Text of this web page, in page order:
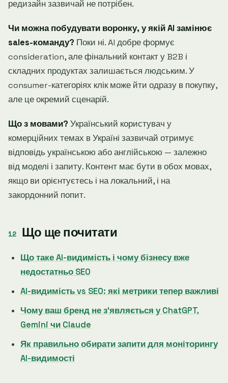
редизайн зазвичай не потрібен.
Чи можна побудувати воронку, у якій AI замінює
sales-команду? Поки ні. AI добре формує
consideration, але фінальний контакт у B2B і
складних продуктах залишається людським. У
consumer-категоріях клік може йти одразу в покупку,
але це окремий сценарій.
Що з мовами? Український користувач у
комерційних темах в Україні зазвичай отримує
відповідь українською або англійською — залежно
від моделі і запиту. Контент має бути в обох мовах,
якщо ви орієнтуєтесь і на локальний, і на
закордонний попит.
Що ще почитати
Що таке AI-видимість і чому бізнесу вже
недостатньо SEO
AI-видимість vs SEO: які метрики тепер важливі
Чому ваш бренд не зʼявляється у ChatGPT,
Gemini чи Claude
Як правильно обирати запити для моніторингу
AI-видимості